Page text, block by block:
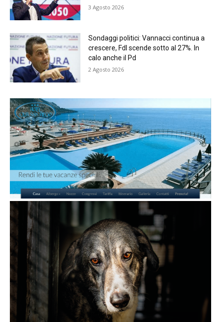
3 Agosto 2026
Sondaggi politici: Vannacci continua a
crescere, FdI scende sotto al 27%. In
calo anche il Pd
2 Agosto 2026